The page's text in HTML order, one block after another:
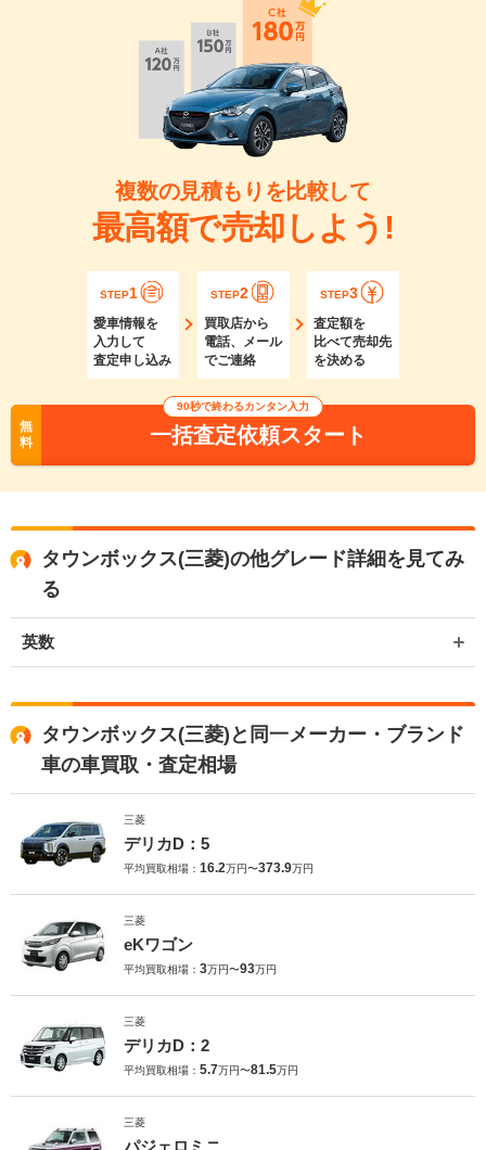
複数の見積もりを比較して
最高額で売却しよう!
STEP1
愛車情報を
入力して
査定申し込み
STEP2
買取店から
電話、メール
でご連絡
STEP3
査定額を
比べて売却先
を決める
無
料
90秒で終わるカンタン入力
一括査定依頼スタート
タウンボックス(三菱)の他グレード詳細を見てみ
る
英数
タウンボックス(三菱)と同一メーカー・ブランド
車の車買取・査定相場
三菱
デリカD：5
平均買取相場： 16.2万円〜373.9万円
三菱
eKワゴン
平均買取相場： 3万円〜93万円
三菱
デリカD：2
平均買取相場： 5.7万円〜81.5万円
三菱